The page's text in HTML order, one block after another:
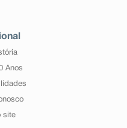
Anos
site